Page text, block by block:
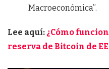
Macroeconómica”.
Lee aquí: ¿Cómo
reserva de Bitcoin de